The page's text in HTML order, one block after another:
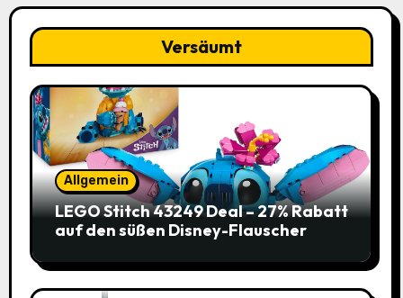
Versäumt
Allgemein
LEGO Stitch 43249 Deal – 27% Rabatt
auf den süßen Disney-Flauscher